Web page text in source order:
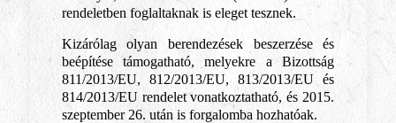
rendeletben foglaltaknak is eleget tesznek.
Kizárólag olyan berendezések beszerzése és
beépítése támogatható, melyekre a Bizottság
811/2013/EU, 812/2013/EU, 813/2013/EU és
814/2013/EU rendelet vonatkoztatható, és 2015.
szeptember 26. után is forgalomba hozhatóak.